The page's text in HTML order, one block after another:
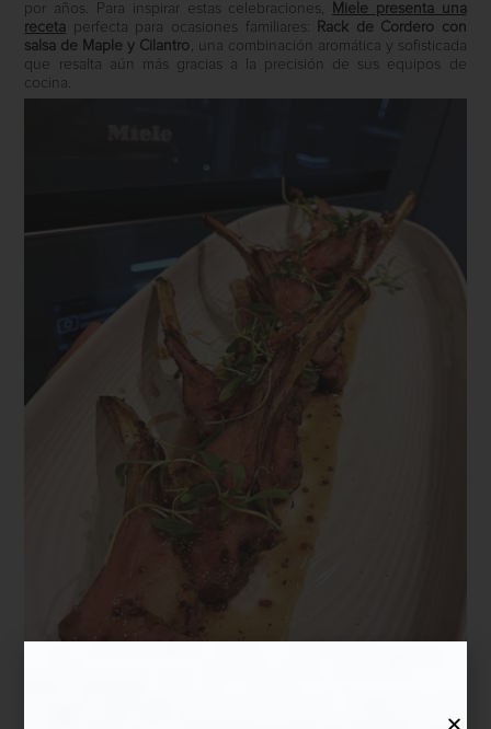
por años. Para inspirar estas celebraciones,
Miele presenta una
receta perfecta para ocasiones familiares:
Rack de Cordero con
salsa de Maple y Cilantro, una combinación aromática y sofisticada
que resalta aún más gracias a la precisión de sus equipos de
cocina.